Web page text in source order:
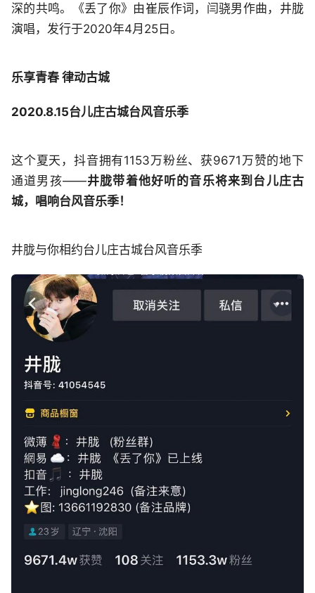
深的共鸣。《丢了你》由崔辰作词，闫骁男作曲，井胧
演唱，发行于2020年4月25日。
乐享青春 律动古城
2020.8.15台儿庄古城台风音乐季
这个夏天，抖音拥有1153万粉丝、获9671万赞的地下
通道男孩——井胧带着他好听的音乐将来到台儿庄古
城，唱响台风音乐季！
井胧与你相约台儿庄古城台风音乐季